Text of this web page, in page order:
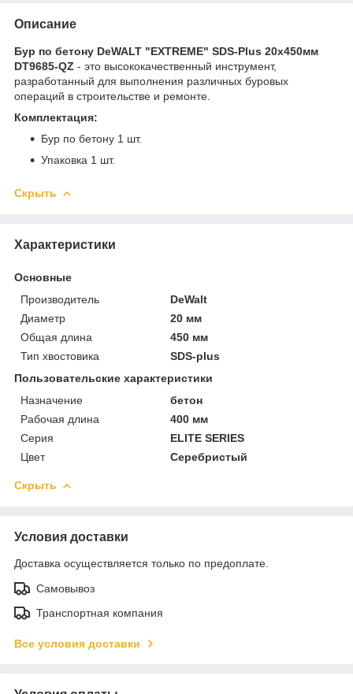
Описание
Бур по бетону DeWALT "EXTREME" SDS-Plus 20х450мм
DT9685-QZ - это высококачественный инструмент,
разработанный для выполнения различных буровых
операций в строительстве и ремонте.
Комплектация:
Бур по бетону 1 шт.
Упаковка 1 шт.
Скрыть
Характеристики
Основные
Производитель
DeWalt
Диаметр
20 мм
Общая длина
450 мм
Тип хвостовика
SDS-plus
Пользовательские характеристики
Назначение
бетон
Рабочая длина
400 мм
Серия
ELITE SERIES
Цвет
Серебристый
Скрыть
Условия доставки
Доставка осуществляется только по предоплате.
Самовывоз
Транспортная компания
Все условия доставки